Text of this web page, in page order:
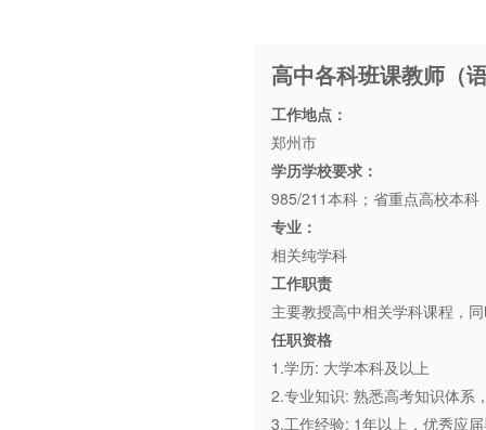
高中各科班课教师（
工作地点：
郑州市
学历学校要求：
985/211本科；省重点高校本科
专业：
相关纯学科
工作职责
主要教授高中相关学科课程，
任职资格
1.学历: 大学本科及以上
2.专业知识: 熟悉高考知识体系
3.工作经验: 1年以上，优秀应